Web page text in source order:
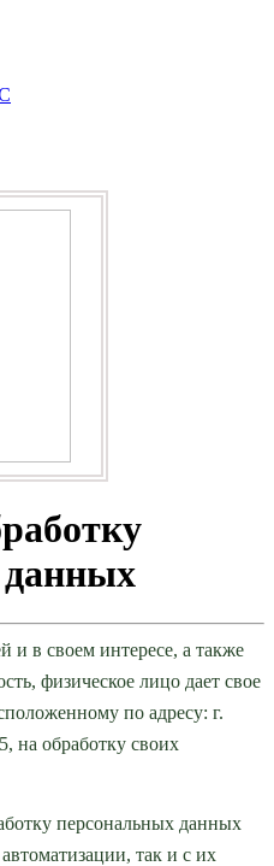
и в своем интересе, а также
физическое лицо дает свое
по адресу: г.
на обработку своих
персональных данных
так и с их